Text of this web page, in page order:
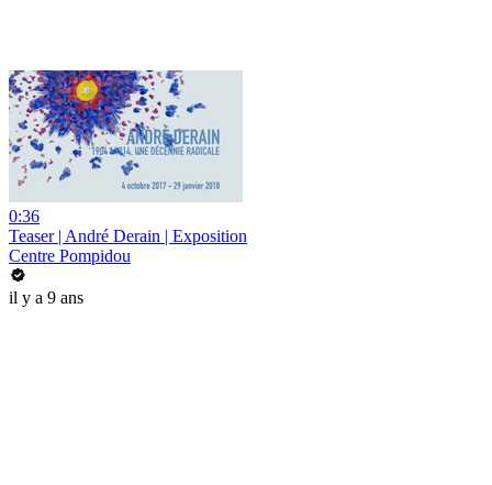
0:36
Teaser | André Derain | Exposition
Centre Pompidou
il y a 9 ans